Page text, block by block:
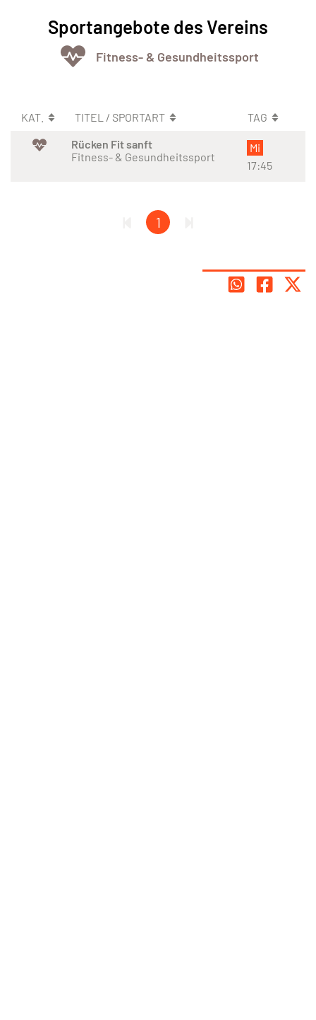
Sportangebote des Vereins
Fitness- & Gesundheitssport
KAT. TITEL / SPORTART
TAG
Rücken Fit sanft
Fitness- & Gesundheitssport
Mi
17:45
1